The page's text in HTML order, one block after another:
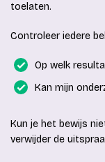
toelaten.
Controleer iedere
Op welk
Kan mijn
Kun je het bewijs
verwijder de